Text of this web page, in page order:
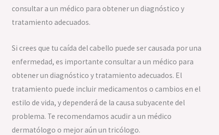
consultar a un médico para obtener un diagnóstico y
tratamiento adecuados.
Si crees que tu caída del cabello puede ser causada por una
enfermedad, es importante consultar a un médico para
obtener un diagnóstico y tratamiento adecuados. El
tratamiento puede incluir medicamentos o cambios en el
estilo de vida, y dependerá de la causa subyacente del
problema. Te recomendamos acudir a un médico
dermatólogo o mejor aún un tricólogo.